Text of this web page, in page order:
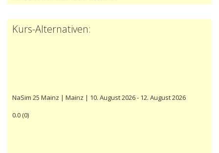
Kurs-Alternativen:
NaSim 25 Mainz | Mainz | 10. August 2026 - 12. August 2026
0.0(0)